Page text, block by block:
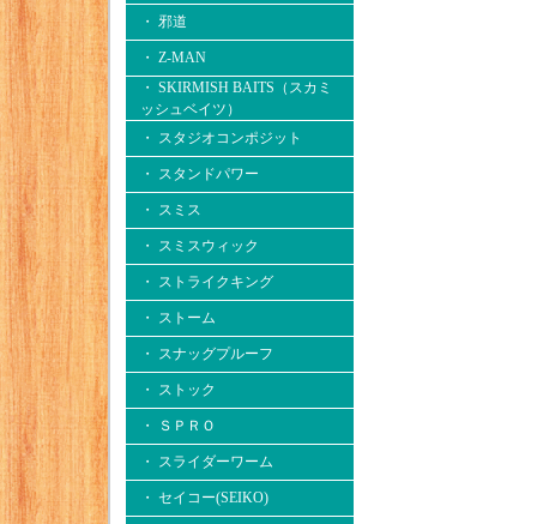
・ 邪道
・ Z-MAN
・ SKIRMISH BAITS（スカミ
ッシュベイツ）
・ スタジオコンポジット
・ スタンドパワー
・ スミス
・ スミスウィック
・ ストライクキング
・ ストーム
・ スナッグプルーフ
・ ストック
・ ＳＰＲＯ
・ スライダーワーム
・ セイコー(SEIKO)